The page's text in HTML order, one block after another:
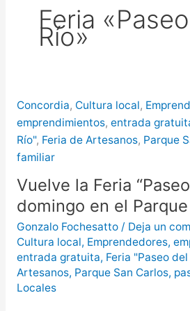
más de $580
puntos de
Feria
Río»
Concordia, Cultura local,
emprendimientos, entrada
Río", Feria de Artesanos, Parque
familiar
Vuelve la Feria
domingo en el
Gonzalo Fochesatto / Deja un
Cultura local, Emprendedores,
entrada gratuita, Feria "Paseo del
Artesanos, Parque San Carlos,
Locales